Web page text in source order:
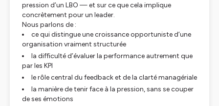
pression d’un LBO — et sur ce que cela implique
concrètement pour un leader.
Nous parlons de :
ce qui distingue une croissance opportuniste d’une
organisation vraiment structurée
la difficulté d’évaluer la performance autrement que
par les KPI
le rôle central du feedback et de la clarté managériale
la manière de tenir face à la pression, sans se couper
de ses émotions